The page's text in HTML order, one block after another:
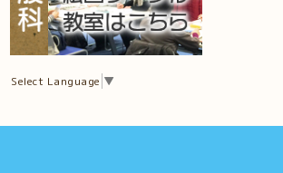
Select Language ▼